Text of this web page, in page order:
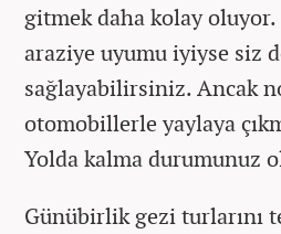
gitmek daha kolay oluyor.
araziye uyumu iyiyse siz
sağlayabilirsiniz. Ancak
otomobillerle yaylaya
Yolda kalma durumunuz
Günübirlik gezi turlarını